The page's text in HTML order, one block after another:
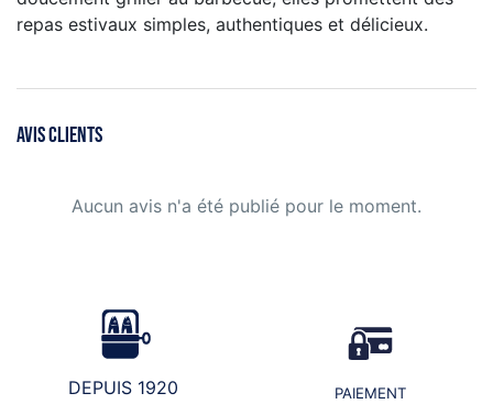
repas estivaux simples, authentiques et délicieux.
AVIS CLIENTS
Aucun avis n'a été publié pour le moment.
DEPUIS 1920 PAIEMENT